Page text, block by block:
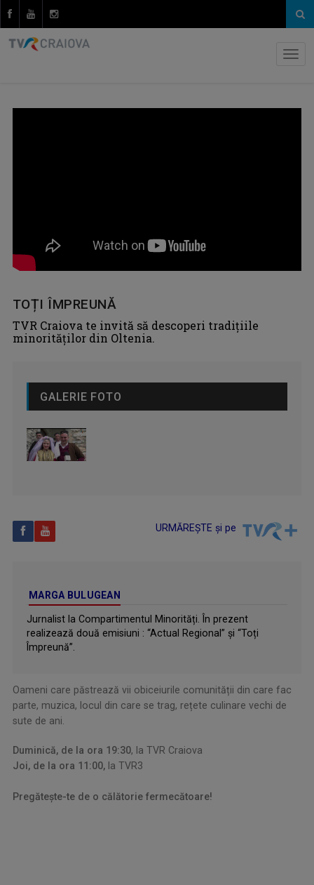
TOȚI ÎMPREUNĂ
TVR Craiova te invită să descoperi tradițiile
minorităților din Oltenia.
GALERIE FOTO
URMĂREȘTE și pe
MARGA BULUGEAN
Jurnalist la Compartimentul Minorități. În prezent
realizează două emisiuni : “Actual Regional” și “Toți
Împreună”.
Oameni care păstrează vii obiceiurile comunității din care fac
parte, muzica, locul din care se trag, rețete culinare vechi de
sute de ani.
Duminică, de la ora 19:30, la TVR Craiova
Joi, de la ora 11:00, la TVR3
Pregătește-te de o călătorie fermecătoare!